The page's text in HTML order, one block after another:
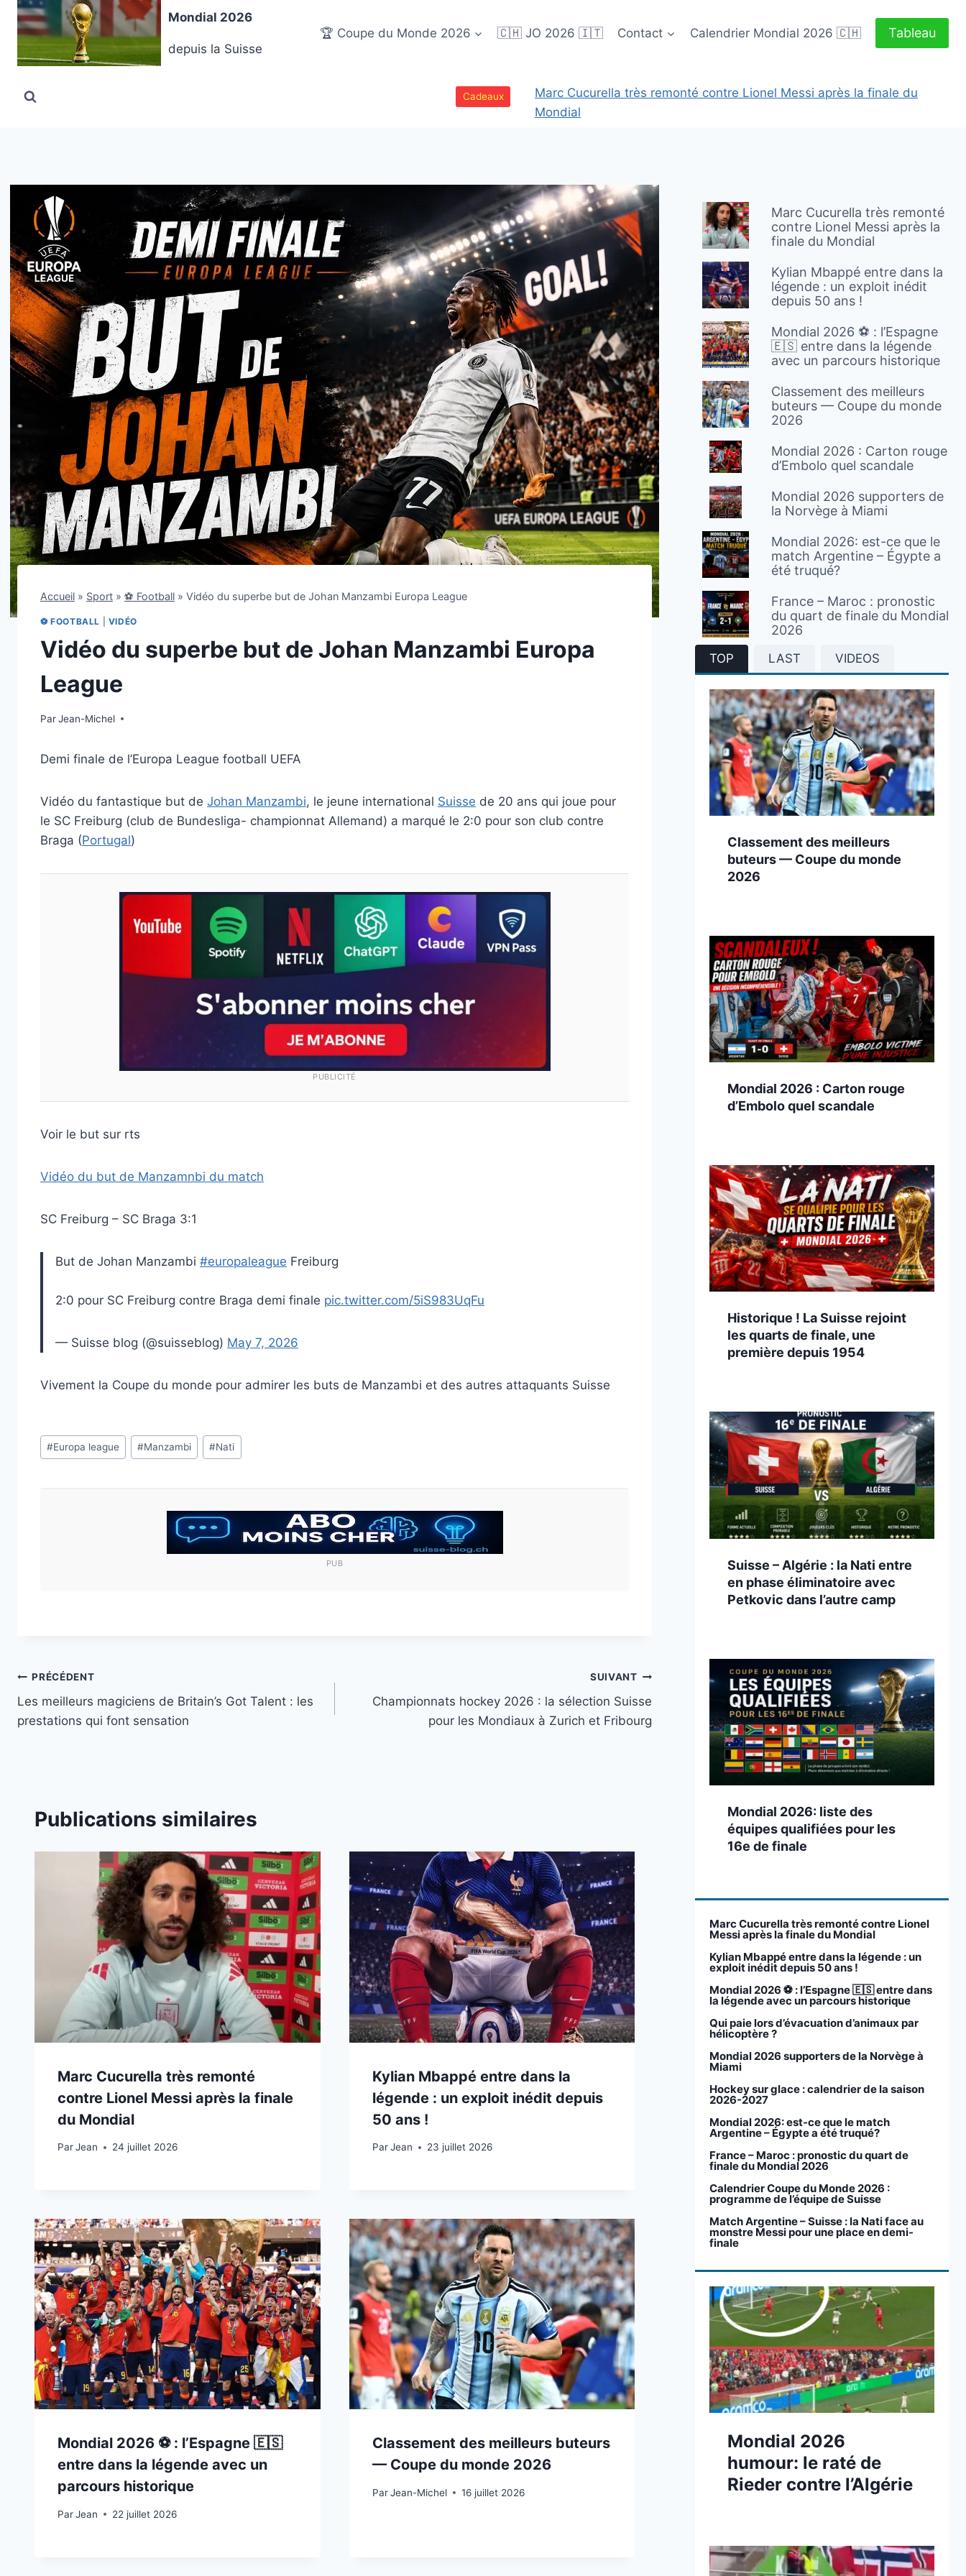
Aller
Mondial 2026
depuis la Suisse
🏆 Coupe du Monde 2026 🇨🇭 JO 2026 🇮🇹 Contact Calendrier Mondial 2026 🇨🇭 Tableau
Cadeaux
Marc Cucurella très remonté contre Lionel Messi après la finale du
Mondial
Accueil » Sport » ⚽ Football » Vidéo du superbe but de Johan Manzambi Europa League
⚽ FOOTBALL VIDÉO
Vidéo du superbe but de Johan Manzambi Europa
League
ParJean-Michel
7 mai 2026
Demi finale de l’Europa League football UEFA
Vidéo du fantastique but de Johan Manzambi, le jeune international Suisse de 20 ans qui joue pour
le SC Freiburg (club de Bundesliga- championnat Allemand) a marqué le 2:0 pour son club contre
Braga (Portugal)
PUBLICITÉ
Voir le but sur rts
Vidéo du but de Manzamnbi du match
SC Freiburg – SC Braga 3:1
But de Johan Manzambi #europaleague Freiburg
2:0 pour SC Freiburg contre Braga demi finale pic.twitter.com/5iS983UqFu
— Suisse blog (@suisseblog) May 7, 2026
Vivement la Coupe du monde pour admirer les buts de Manzambi et des autres attaquants Suisse
Étiquettes
de
#Europa league #Manzambi #Nati
PUB
Navigation
de
PRÉCÉDENT
Les meilleurs magiciens de Britain’s Got Talent : les
prestations qui font sensation
SUIVANT
Championnats hockey 2026 : la sélection Suisse
pour les Mondiaux à Zurich et Fribourg
Publications similaires
Marc Cucurella très remonté
contre Lionel Messi après la finale
du Mondial
ParJean
24 juillet 202624 juillet 2026
Kylian Mbappé entre dans la
légende : un exploit inédit depuis
50 ans !
Par Jean
23 juillet 202623 juillet 2026
Mondial 2026 ⚽️ : l’Espagne 🇪🇸
entre dans la légende avec un
parcours historique
ParJean
22 juillet 202622 juillet 2026
Classement des meilleurs buteurs
— Coupe du monde 2026
Par Jean-Michel
15 juillet 2026 16 juillet 2026
Marc Cucurella très remonté
contre Lionel Messi après la
finale du Mondial
Kylian Mbappé entre dans la
légende : un exploit inédit
depuis 50 ans !
Mondial 2026 ⚽️ : l’Espagne
🇪🇸 entre dans la légende
avec un parcours historique
Classement des meilleurs
buteurs — Coupe du monde
2026
Mondial 2026 : Carton rouge
d’Embolo quel scandale
Mondial 2026 supporters de
la Norvège à Miami
Mondial 2026: est-ce que le
match Argentine – Égypte a
été truqué?
France – Maroc : pronostic
du quart de finale du Mondial
2026
TOP LAST VIDEOS
Classement des meilleurs
buteurs — Coupe du monde
2026
Mondial 2026 : Carton rouge
d’Embolo quel scandale
Historique ! La Suisse rejoint
les quarts de finale, une
première depuis 1954
Suisse – Algérie : la Nati entre
en phase éliminatoire avec
Petkovic dans l’autre camp
Mondial 2026: liste des
équipes qualifiées pour les
16e de finale
Marc Cucurella très remonté contre Lionel
Messi après la finale du Mondial
Kylian Mbappé entre dans la légende : un
exploit inédit depuis 50 ans !
Mondial 2026 ⚽️ : l’Espagne 🇪🇸 entre dans
la légende avec un parcours historique
Qui paie lors d’évacuation d’animaux par
hélicoptère ?
Mondial 2026 supporters de la Norvège à
Miami
Hockey sur glace : calendrier de la saison
2026-2027
Mondial 2026: est-ce que le match
Argentine – Égypte a été truqué?
France – Maroc : pronostic du quart de
finale du Mondial 2026
Calendrier Coupe du Monde 2026 :
programme de l’équipe de Suisse
Match Argentine – Suisse : la Nati face au
monstre Messi pour une place en demi-
finale
Mondial 2026
humour: le raté de
Rieder contre l’Algérie